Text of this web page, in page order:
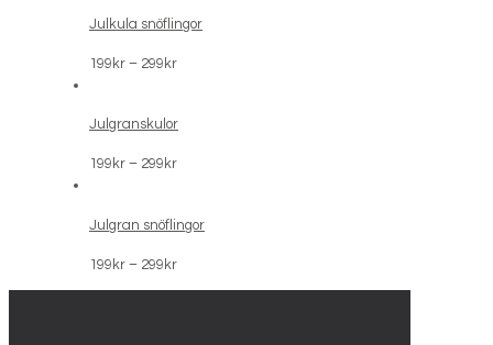
Julkula snöflingor
199 kr – 299 krPrisintervall:
299kr
Julgranskulor
199 kr – 299 krPrisintervall:
299kr
Julgran snöflingor
199 kr – 299 krPrisintervall: